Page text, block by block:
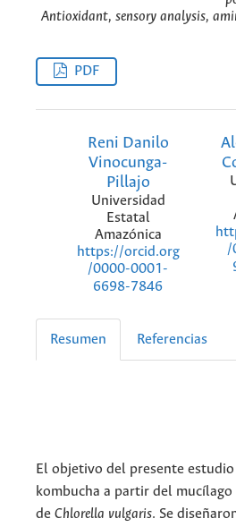
Antioxidant, sensory analysis,
PDF
Reni Danilo
Vinocunga-
Pillajo
Universidad
Estatal
Amazónica
https://orcid.org
/0000-0001-
6698-7846
/
Resumen Referencias
El objetivo del presente
kombucha a partir del
de Chlorella vulgaris. Se